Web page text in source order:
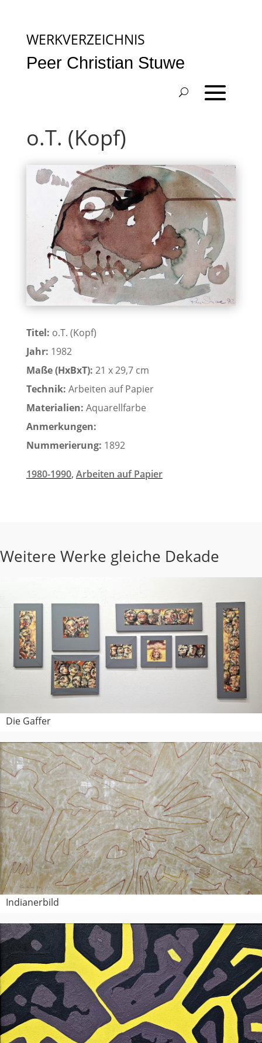
WERKVERZEICHNIS
Peer Christian Stuwe
o.T. (Kopf)
Titel: o.T. (Kopf)
Jahr: 1982
Maße (HxBxT): 21 x 29,7 cm
Technik: Arbeiten auf Papier
Materialien: Aquarellfarbe
Anmerkungen:
Nummerierung: 1892
1980-1990, Arbeiten auf Papier
Weitere Werke gleiche Dekade
Die Gaffer
Indianerbild